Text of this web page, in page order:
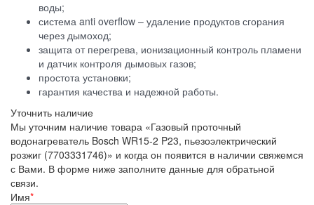
воды;
система anti overflow – удаление продуктов сгорания
через дымоход;
защита от перегрева, ионизационный контроль пламени
и датчик контроля дымовых газов;
простота установки;
гарантия качества и надежной работы.
Уточнить наличие
Мы уточним наличие товара «Газовый проточный
водонагреватель Bosch WR15-2 P23, пьезоэлектрический
розжиг (7703331746)» и когда он появится в наличии свяжемся
с Вами. В форме ниже заполните данные для обратьной
связи.
Имя*